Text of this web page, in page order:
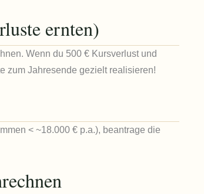
ernten)
Wenn du 500 € Kursverlust und
zum Jahresende gezielt realisieren!
< ~18.000 € p.a.), beantrage die